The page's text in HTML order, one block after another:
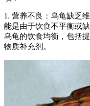
1. 营养不良：乌龟缺乏
能是由于饮食不平衡或
乌龟的饮食均衡，包括
物质补充剂。